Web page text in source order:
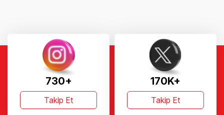
730+
Takip Et
170K+
Takip Et